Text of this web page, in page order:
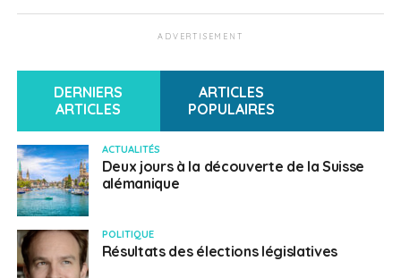
ADVERTISEMENT
DERNIERS
ARTICLES
ARTICLES
POPULAIRES
ACTUALITÉS
Deux jours à la découverte de la Suisse
alémanique
POLITIQUE
Résultats des élections législatives